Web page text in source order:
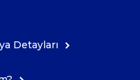
Detayları